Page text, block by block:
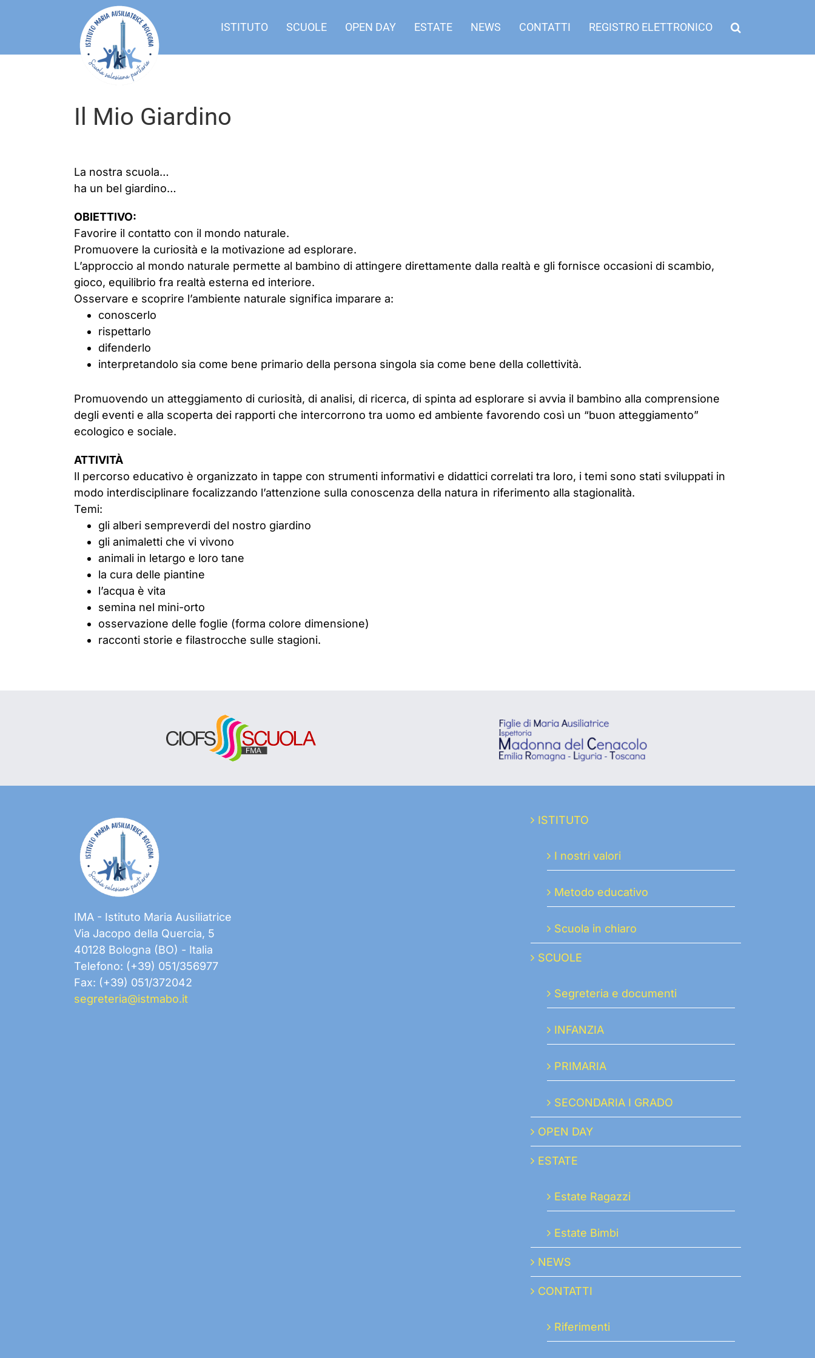
ISTITUTO SCUOLE OPEN DAY ESTATE NEWS CONTATTI REGISTRO ELETTRONICO
Il Mio Giardino
La nostra scuola…
ha un bel giardino…
OBIETTIVO:
Favorire il contatto con il mondo naturale.
Promuovere la curiosità e la motivazione ad esplorare.
L’approccio al mondo naturale permette al bambino di attingere direttamente dalla realtà e gli fornisce occasioni di scambio,
gioco, equilibrio fra realtà esterna ed interiore.
Osservare e scoprire l’ambiente naturale significa imparare a:
conoscerlo
rispettarlo
difenderlo
interpretandolo sia come bene primario della persona singola sia come bene della collettività.
Promuovendo un atteggiamento di curiosità, di analisi, di ricerca, di spinta ad esplorare si avvia il bambino alla comprensione
degli eventi e alla scoperta dei rapporti che intercorrono tra uomo ed ambiente favorendo così un “buon atteggiamento”
ecologico e sociale.
ATTIVITÀ
Il percorso educativo è organizzato in tappe con strumenti informativi e didattici correlati tra loro, i temi sono stati sviluppati in
modo interdisciplinare focalizzando l’attenzione sulla conoscenza della natura in riferimento alla stagionalità.
Temi:
gli alberi sempreverdi del nostro giardino
gli animaletti che vi vivono
animali in letargo e loro tane
la cura delle piantine
l’acqua è vita
semina nel mini-orto
osservazione delle foglie (forma colore dimensione)
racconti storie e filastrocche sulle stagioni.
IMA - Istituto Maria Ausiliatrice
Via Jacopo della Quercia, 5
40128 Bologna (BO) - Italia
Telefono: (+39) 051/356977
Fax: (+39) 051/372042
segreteria@istmabo.it
ISTITUTO
I nostri valori
Metodo educativo
Scuola in chiaro
SCUOLE
Segreteria e documenti
INFANZIA
PRIMARIA
SECONDARIA I GRADO
OPEN DAY
ESTATE
Estate Ragazzi
Estate Bimbi
NEWS
CONTATTI
Riferimenti